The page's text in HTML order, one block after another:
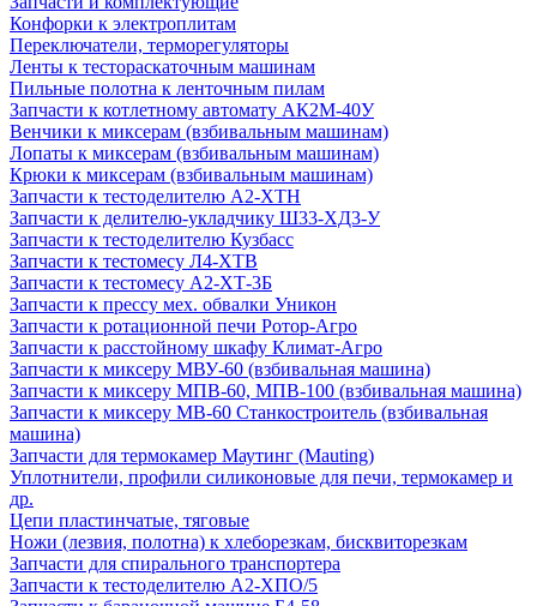
Конфорки к электроплитам
Переключатели, терморегуляторы
Ленты к тестораскаточным машинам
Пильные полотна к ленточным пилам
Запчасти к котлетному автомату АК2М-40У
Венчики к миксерам (взбивальным машинам)
Лопаты к миксерам (взбивальным машинам)
Крюки к миксерам (взбивальным машинам)
Запчасти к тестоделителю А2-ХТН
Запчасти к делителю-укладчику Ш33-ХД3-У
Запчасти к тестоделителю Кузбасс
Запчасти к тестомесу Л4-ХТВ
Запчасти к тестомесу А2-ХТ-3Б
Запчасти к прессу мех. обвалки Уникон
Запчасти к ротационной печи Ротор-Агро
Запчасти к расстойному шкафу Климат-Агро
Запчасти к миксеру МВУ-60 (взбивальная машина)
Запчасти к миксеру МПВ-60, МПВ-100 (взбивальная машина)
Запчасти к миксеру МВ-60 Станкостроитель (взбивальная
машина)
Запчасти для термокамер Маутинг (Mauting)
Уплотнители, профили силиконовые для печи, термокамер и
др.
Цепи пластинчатые, тяговые
Ножи (лезвия, полотна) к хлеборезкам, бисквиторезкам
Запчасти для спирального транспортера
Запчасти к тестоделителю А2-ХПО/5